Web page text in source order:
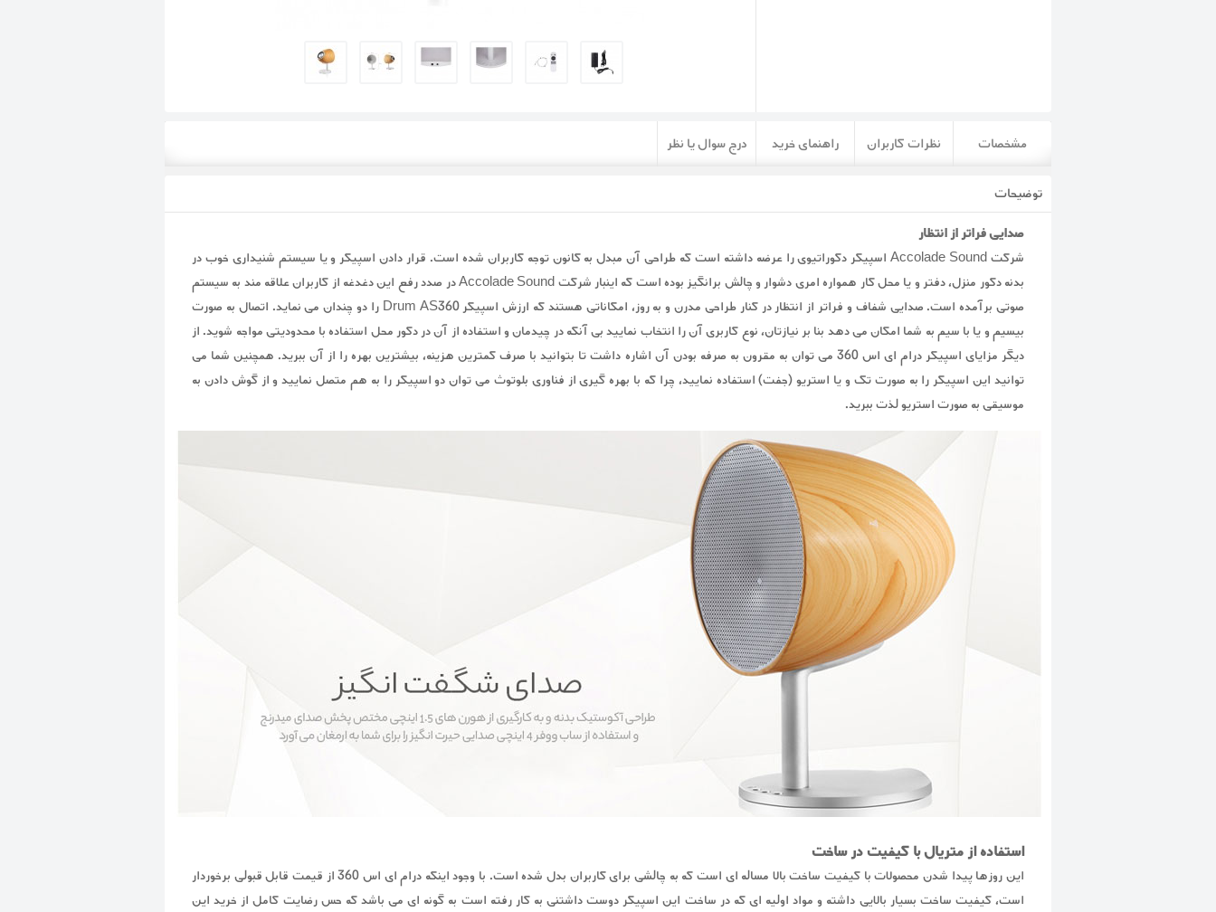
مشخصات نظرات کاربران راهنمای خرید درج سوال یا نظر
توضیحات
صدایی فراتر از انتظار
شرکت Accolade Sound اسپیکر دکوراتیوی را عرضه داشته است که طراحی آن مبدل به کانون توجه کاربران شده است. قرار دادن اسپیکر و یا سیستم شنیداری خوب در
بدنه دکور منزل، دفتر و یا محل کار همواره امری دشوار و چالش برانگیز بوده است که اینبار شرکت Accolade Sound در صدد رفع این دغدغه از کاربران علاقه مند به سیستم
صوتی برآمده است. صدایی شفاف و فراتر از انتظار در کنار طراحی مدرن و به روز، امکاناتی هستند که ارزش اسپیکر Drum AS360 را دو چندان می نماید. اتصال به صورت
بیسیم و یا با سیم به شما امکان می دهد بنا بر نیازتان، نوع کاربری آن را انتخاب نمایید بی آنکه در چیدمان و استفاده از آن در دکور محل استفاده با محدودیتی مواجه شوید. از
دیگر مزایای اسپیکر درام ای اس 360 می توان به مقرون به صرفه بودن آن اشاره داشت تا بتوانید با صرف کمترین هزینه، بیشترین بهره را از آن ببرید. همچنین شما می
توانید این اسپیکر را به صورت تک و یا استریو (جفت) استفاده نمایید، چرا که با بهره گیری از فناوری بلوتوث می توان دو اسپیکر را به هم متصل نمایید و از گوش دادن به
موسیقی به صورت استریو لذت ببرید.
استفاده از متریال با کیفیت در ساخت
این روزها پیدا شدن محصولات با کیفیت ساخت بالا مساله ای است که به چالشی برای کاربران بدل شده است. با وجود اینکه درام ای اس 360 از قیمت قابل قبولی برخوردار
است، کیفیت ساخت بسیار بالایی داشته و مواد اولیه ای که در ساخت این اسپیکر دوست داشتنی به کار رفته است به گونه ای می باشد که حس رضایت کامل از خرید این